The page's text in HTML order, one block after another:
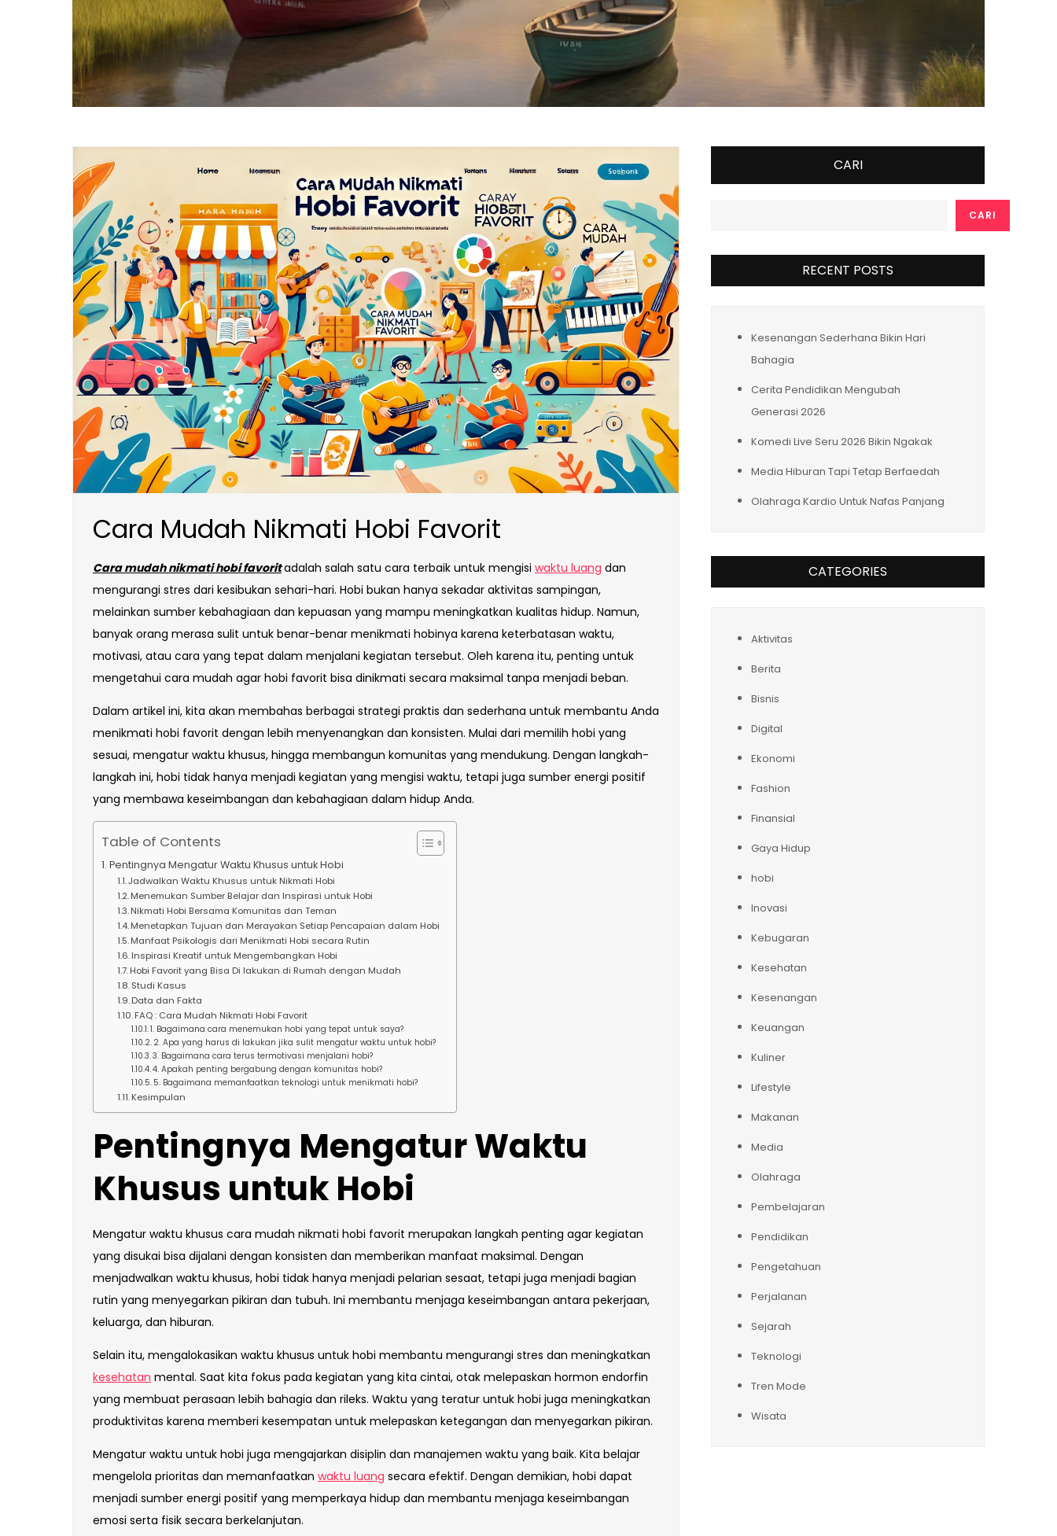
Cara Mudah Nikmati Hobi Favorit
Cara mudah nikmati hobi favoritadalah salah satu cara terbaik untuk mengisi waktu luang dan
mengurangi stres dari kesibukan sehari-hari. Hobi bukan hanya sekadar aktivitas sampingan,
melainkan sumber kebahagiaan dan kepuasan yang mampu meningkatkan kualitas hidup. Namun,
banyak orang merasa sulit untuk benar-benar menikmati hobinya karena keterbatasan waktu,
motivasi, atau cara yang tepat dalam menjalani kegiatan tersebut. Oleh karena itu, penting untuk
mengetahui cara mudah agar hobi favorit bisa dinikmati secara maksimal tanpa menjadi beban.
Dalam artikel ini, kita akan membahas berbagai strategi praktis dan sederhana untuk membantu Anda
menikmati hobi favorit dengan lebih menyenangkan dan konsisten. Mulai dari memilih hobi yang
sesuai, mengatur waktu khusus, hingga membangun komunitas yang mendukung. Dengan langkah-
langkah ini, hobi tidak hanya menjadi kegiatan yang mengisi waktu, tetapi juga sumber energi positif
yang membawa keseimbangan dan kebahagiaan dalam hidup Anda.
Table of Contents
Pentingnya Mengatur Waktu Khusus untuk Hobi
Jadwalkan Waktu Khusus untuk Nikmati Hobi
Menemukan Sumber Belajar dan Inspirasi untuk Hobi
Nikmati Hobi Bersama Komunitas dan Teman
Menetapkan Tujuan dan Merayakan Setiap Pencapaian dalam Hobi
Manfaat Psikologis dari Menikmati Hobi secara Rutin
Inspirasi Kreatif untuk Mengembangkan Hobi
Hobi Favorit yang Bisa Di lakukan di Rumah dengan Mudah
Studi Kasus
Data dan Fakta
FAQ : Cara Mudah Nikmati Hobi Favorit
1. Bagaimana cara menemukan hobi yang tepat untuk saya?
2. Apa yang harus di lakukan jika sulit mengatur waktu untuk hobi?
3. Bagaimana cara terus termotivasi menjalani hobi?
4. Apakah penting bergabung dengan komunitas hobi?
5. Bagaimana memanfaatkan teknologi untuk menikmati hobi?
Kesimpulan
Pentingnya Mengatur Waktu
Khusus untuk Hobi
Mengatur waktu khusus cara mudah nikmati hobi favorit merupakan langkah penting agar kegiatan
yang disukai bisa dijalani dengan konsisten dan memberikan manfaat maksimal. Dengan
menjadwalkan waktu khusus, hobi tidak hanya menjadi pelarian sesaat, tetapi juga menjadi bagian
rutin yang menyegarkan pikiran dan tubuh. Ini membantu menjaga keseimbangan antara pekerjaan,
keluarga, dan hiburan.
Selain itu, mengalokasikan waktu khusus untuk hobi membantu mengurangi stres dan meningkatkan
kesehatan mental. Saat kita fokus pada kegiatan yang kita cintai, otak melepaskan hormon endorfin
yang membuat perasaan lebih bahagia dan rileks. Waktu yang teratur untuk hobi juga meningkatkan
produktivitas karena memberi kesempatan untuk melepaskan ketegangan dan menyegarkan pikiran.
Mengatur waktu untuk hobi juga mengajarkan disiplin dan manajemen waktu yang baik. Kita belajar
mengelola prioritas dan memanfaatkan waktu luang secara efektif. Dengan demikian, hobi dapat
menjadi sumber energi positif yang memperkaya hidup dan membantu menjaga keseimbangan
emosi serta fisik secara berkelanjutan.
CARI
CARI
RECENT POSTS
Kesenangan Sederhana Bikin Hari
Bahagia
Cerita Pendidikan Mengubah
Generasi 2026
Komedi Live Seru 2026 Bikin Ngakak
Media Hiburan Tapi Tetap Berfaedah
Olahraga Kardio Untuk Nafas Panjang
CATEGORIES
Aktivitas
Berita
Bisnis
Digital
Ekonomi
Fashion
Finansial
Gaya Hidup
hobi
Inovasi
Kebugaran
Kesehatan
Kesenangan
Keuangan
Kuliner
Lifestyle
Makanan
Media
Olahraga
Pembelajaran
Pendidikan
Pengetahuan
Perjalanan
Sejarah
Teknologi
Tren Mode
Wisata